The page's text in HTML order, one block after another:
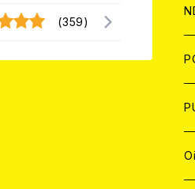
(359)
CD